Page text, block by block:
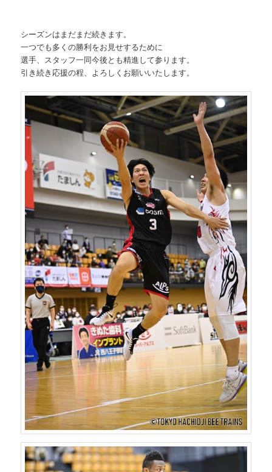
シーズンはまだまだ続きます。
一つでも多くの勝利をお見せするために
選手、スタッフ一同今後とも精進して参ります。
引き続き応援の程、よろしくお願いいたします。